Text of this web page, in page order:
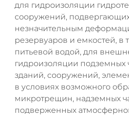
для гидроизоляции
сооружений,
незначительным
резервуаров и емкостей, в
питьевой водой, для
гидроизоляции подземных
зданий, сооружений,
в условиях возможного
микротрещин, надземных
подверженных